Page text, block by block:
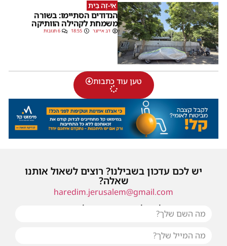
אֵי-זֶה בַּיִת
הנדודים הסתיימו: בשורה
משמחת לקהילה הוותיקה
דב אייזנר 18:55 6 תגובות
טען עוד כתבות
יש לכם עדכון בשבילנו? רוצים לשאול אותנו
שאלה?
haredim.jerusalem@gmail.com
או שילחו אלינו פנייה ונחזור אליכם בהקדם